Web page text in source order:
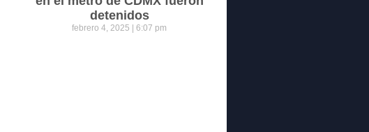
detenidos
febrero 4, 2025 6:07 pm